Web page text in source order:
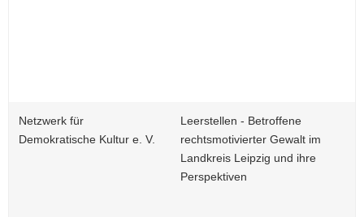
Netzwerk für
Demokratische Kultur e. V.
Leerstellen - Betroffene
rechtsmotivierter Gewalt im
Landkreis Leipzig und ihre
Perspektiven